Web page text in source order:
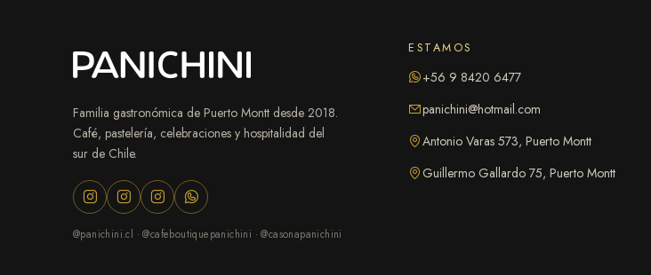
Familia gastronómica de Puerto Montt desde 2018.
Café, pastelería, celebraciones y hospitalidad del
sur de Chile.
@panichini.cl · @cafeboutiquepanichini · @casonapanichini
ESTAMOS
+56 9 8420 6477
panichini@hotmail.com
Antonio Varas 573, Puerto Montt
Guillermo Gallardo 75, Puerto Montt